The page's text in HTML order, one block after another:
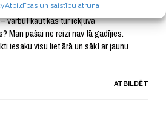
Atbildības un saistību atruna
liecināt par kādas baktērijas
varbūt kaut kas tur iekļuva
Man pašai ne reizi nav tā gadījies.
iesaku visu liet ārā un sākt ar jaunu
ATBILDĒT